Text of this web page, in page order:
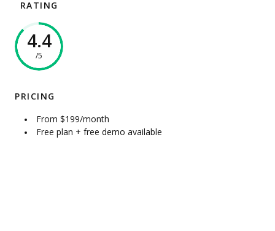
RATING
4.4
/5
PRICING
From $199/month
Free plan + free demo available